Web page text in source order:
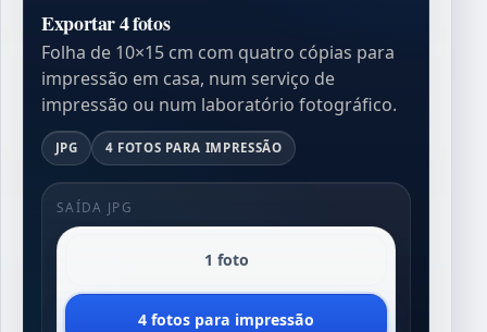
Exportar 4 fotos
Folha de 10×15 cm com quatro cópias para
impressão em casa, num serviço de
impressão ou num laboratório fotográfico.
JPG 4 FOTOS PARA IMPRESSÃO
SAÍDA JPG
1 foto
4 fotos para impressão